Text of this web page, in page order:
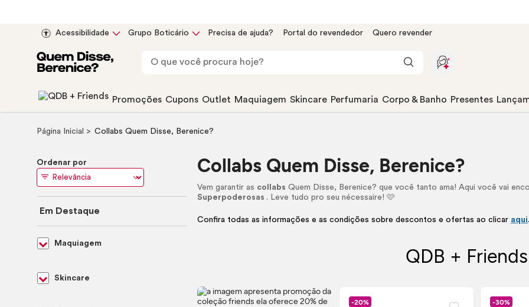
Acessibilidade Grupo Boticário Precisa de ajuda? Portal do revendedor Quero revender
Promoções Cupons Outlet Maquiagem Skincare Perfumaria Corpo & Banho Presentes
Página Inicial Collabs Quem Disse, Berenice?
Collabs Quem Disse, Berenice?
Vem garantir as collabs Quem Disse, Berenice? que você tanto ama! Aqui você vai
Superpoderosas . Leve tudo pro seunécessaire! 🩷
Confira todas as informações e as condições sobre descontos e ofertas ao clicar aqui.
QDB +
-20% -30%
Ordenar por
Em Destaque
Maquiagem
Skincare